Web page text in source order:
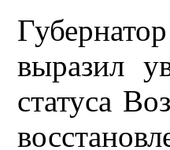
выразил
статуса